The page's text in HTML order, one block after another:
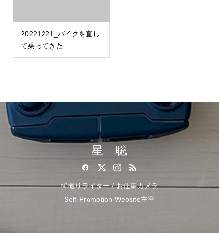
20221221_バイクを直し
て乗ってきた
星 聡
街撮りライター / お仕事カメラ
Self-Promotion Website主宰